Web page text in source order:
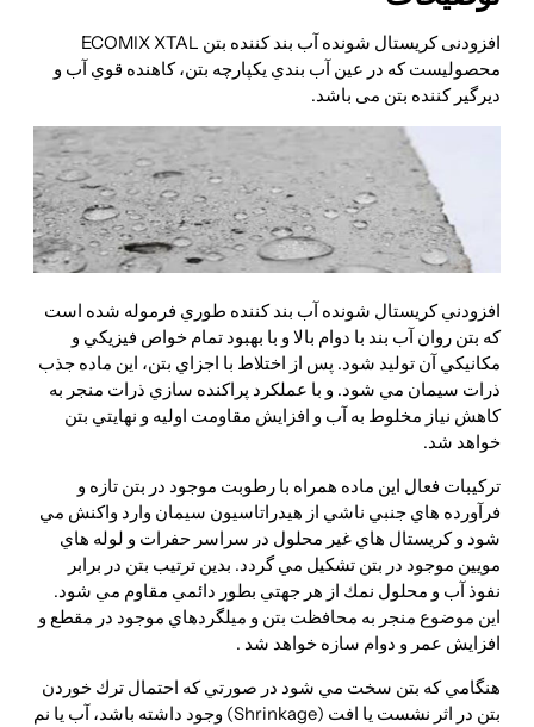
افزودنی کریستال شونده آب بند کننده بتن ECOMIX XTAL
محصولیست که در عين آب بندي يكپارچه بتن، كاهنده قوي آب و
ديرگير کننده بتن می باشد.
افزودني کریستال شونده آب بند کننده طوري فرموله شده است
كه بتن روان آب بند با دوام بالا و با بهبود تمام خواص فيزيكي و
مكانيكي آن توليد شود. پس از اختلاط با اجزاي بتن، اين ماده جذب
ذرات سيمان مي شود. و با عملكرد پراكنده سازي ذرات منجر به
كاهش نياز مخلوط به آب و افزايش مقاومت اوليه و نهايتي بتن
خواهد شد.
تركيبات فعال اين ماده همراه با رطوبت موجود در بتن تازه و
فرآورده هاي جنبي ناشي از هيدراتاسيون سيمان وارد واكنش مي
شود و كريستال هاي غير محلول در سراسر حفرات و لوله هاي
مويين موجود در بتن تشكيل مي گردد. بدين ترتيب بتن در برابر
نفوذ آب و محلول نمك از هر جهتي بطور دائمي مقاوم مي شود.
اين موضوع منجر به محافظت بتن و ميلگردهاي موجود در مقطع و
افزايش عمر و دوام سازه خواهد شد .
هنگامي كه بتن سخت مي شود در صورتي كه احتمال ترك خوردن
بتن در اثر نشست يا افت (Shrinkage) وجود داشته باشد، آب يا نم